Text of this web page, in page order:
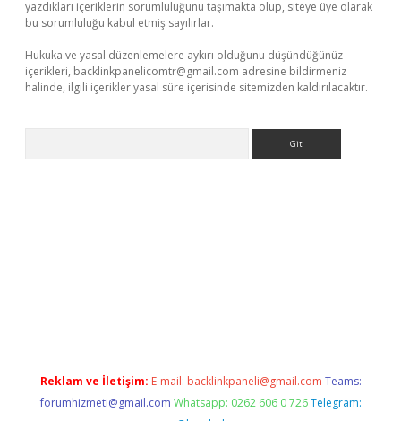
yazdıkları içeriklerin sorumluluğunu taşımakta olup, siteye üye olarak
bu sorumluluğu kabul etmiş sayılırlar.
Hukuka ve yasal düzenlemelere aykırı olduğunu düşündüğünüz
içerikleri, backlinkpanelicomtr@gmail.com adresine bildirmeniz
halinde, ilgili içerikler yasal süre içerisinde sitemizden kaldırılacaktır.
Reklam ve İletişim: E-mail: backlinkpaneli@gmail.com Teams:
forumhizmeti@gmail.com Whatsapp: 0262 606 0 726 Telegram: